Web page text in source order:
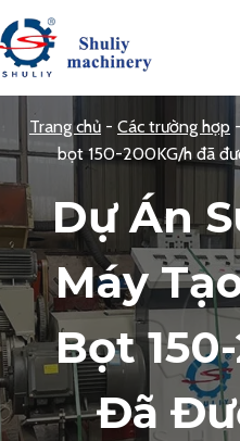
Skip
to
content
Trang chủ - Các trường hợp -
bọt 150-200KG/h đã
Dự Án
Máy
Bọt
Đã